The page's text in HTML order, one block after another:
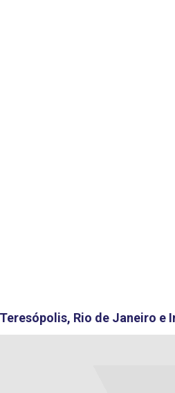
Teresópolis, Rio de Janeiro e